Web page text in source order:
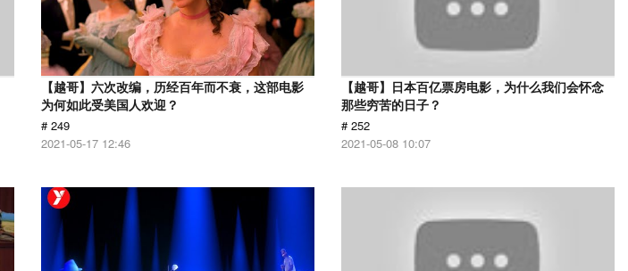
【越哥】六次改编，历经百年而不衰，这部电影
为何如此受美国人欢迎？
# 249
2021-05-17 12:46
【越哥】日本百亿票房电影，为什么我们会怀念
那些穷苦的日子？
# 252
2021-05-08 10:07